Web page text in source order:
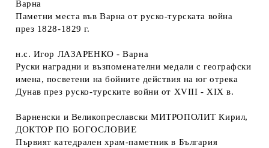
Варна
Паметни места във Варна от руско-турската война
през 1828-1829 г.
н.с. Игор ЛАЗАРЕНКО - Варна
Руски наградни и възпоменателни медали с географски
имена, посветени на бойните действия на юг отрека
Дунав през руско-турските войни от XVIII - XIX в.
Варненски и Великопреславски МИТРОПОЛИТ Кирил,
ДОКТОР ПО БОГОСЛОВИЕ
Първият катедрален храм-паметник в България